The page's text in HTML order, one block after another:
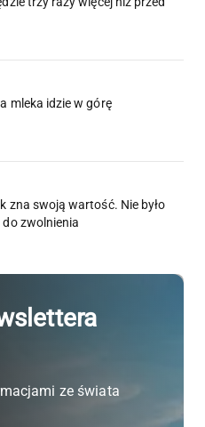
mleka idzie w górę
zna swoją wartość. Nie było
zwolnienia
ze świata